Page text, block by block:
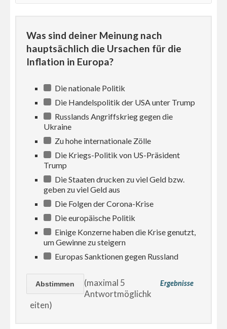
Was sind deiner Meinung nach
hauptsächlich die Ursachen für die
Inflation in Europa?
Die nationale Politik
Die Handelspolitik der USA unter Trump
Russlands Angriffskrieg gegen die
Ukraine
Zu hohe internationale Zölle
Die Kriegs-Politik von US-Präsident
Trump
Die Staaten drucken zu viel Geld bzw.
geben zu viel Geld aus
Die Folgen der Corona-Krise
Die europäische Politik
Einige Konzerne haben die Krise genutzt,
um Gewinne zu steigern
Europas Sanktionen gegen Russland
Ergebnisse
(maximal 5
Antwortmöglichk
eiten)